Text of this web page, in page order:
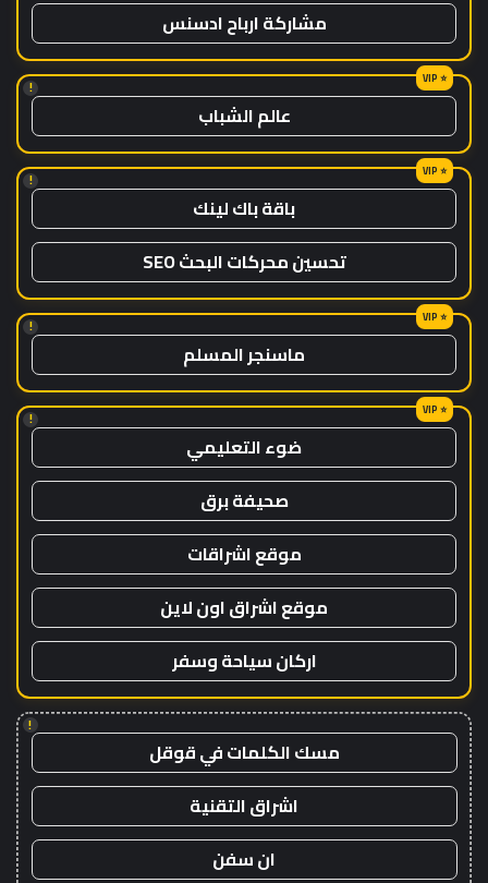
مشاركة ارباح ادسنس
!
عالم الشباب
!
باقة باك لينك
تحسين محركات البحث SEO
!
ماسنجر المسلم
!
ضوء التعليمي
صحيفة برق
موقع اشراقات
موقع اشراق اون لاين
اركان سياحة وسفر
!
مسك الكلمات في قوقل
اشراق التقنية
ان سفن